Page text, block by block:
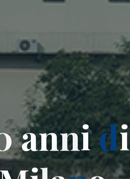
annidi